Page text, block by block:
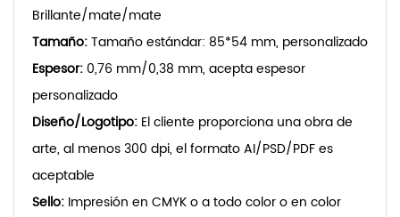
Brillante/mate/mate
Tamaño:Tamaño estándar: 85*54 mm, personalizado
Espesor: 0,76 mm/0,38 mm, acepta espesor
personalizado
Diseño/Logotipo: El cliente proporciona una obra de
arte, al menos 300 dpi, el formato AI/PSD/PDF es
aceptable
Sello: Impresión en CMYK o a todo color o en color